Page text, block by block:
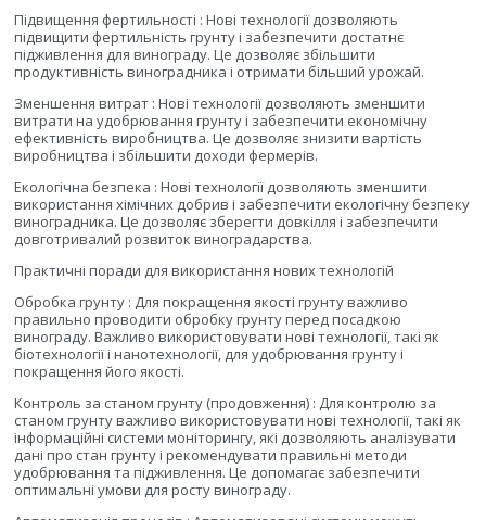
Підвищення фертильності : Нові технології дозволяють
підвищити фертильність грунту і забезпечити достатнє
підживлення для винограду. Це дозволяє збільшити
продуктивність виноградника і отримати більший урожай.
Зменшення витрат : Нові технології дозволяють зменшити
витрати на удобрювання грунту і забезпечити економічну
ефективність виробництва. Це дозволяє знизити вартість
виробництва і збільшити доходи фермерів.
Екологічна безпека : Нові технології дозволяють зменшити
використання хімічних добрив і забезпечити екологічну безпеку
виноградника. Це дозволяє зберегти довкілля і забезпечити
довготривалий розвиток виноградарства.
Практичні поради для використання нових технологій
Обробка грунту : Для покращення якості грунту важливо
правильно проводити обробку грунту перед посадкою
винограду. Важливо використовувати нові технології, такі як
біотехнології і нанотехнології, для удобрювання грунту і
покращення його якості.
Контроль за станом грунту (продовження) : Для контролю за
станом грунту важливо використовувати нові технології, такі як
інформаційні системи моніторингу, які дозволяють аналізувати
дані про стан грунту і рекомендувати правильні методи
удобрювання та підживлення. Це допомагає забезпечити
оптимальні умови для росту винограду.